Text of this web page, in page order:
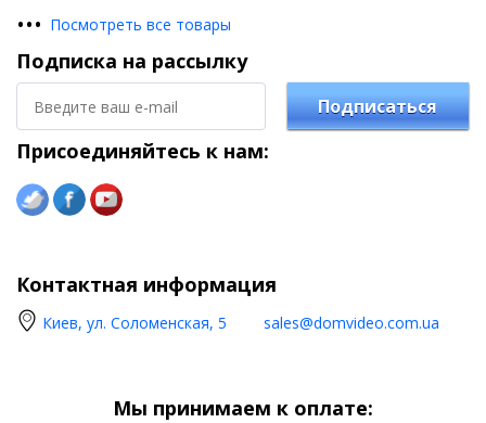
••• Посмотреть все товары
Подписка на рассылку
Подписаться
Присоединяйтесь к нам:
Контактная информация
Киев, ул. Соломенская, 5 sales@domvideo.com.ua
Мы принимаем к оплате: